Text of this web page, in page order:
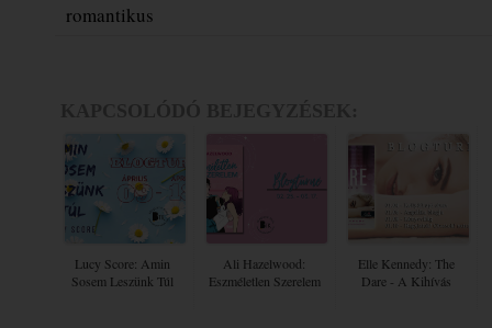
romantikus
Lucy Score: Amin
Sosem Leszünk Túl
Ali Hazelwood:
Eszméletlen Szerelem
Elle Kennedy: The
Dare - A Kihívás